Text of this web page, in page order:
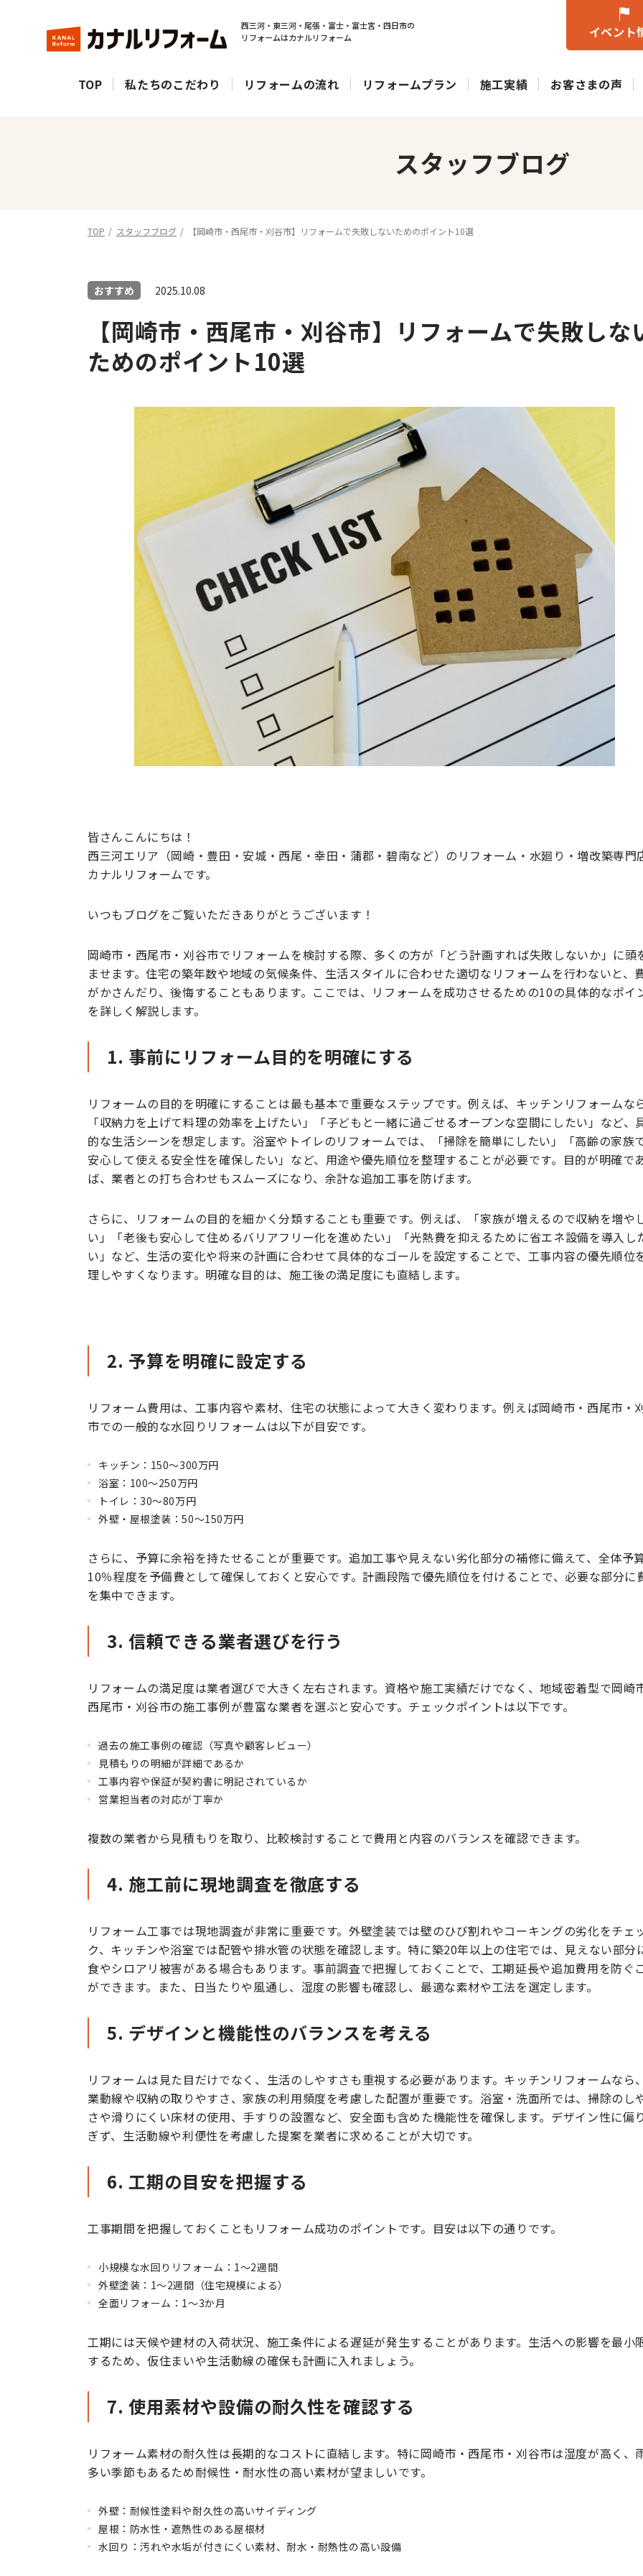
西三河・東三河・尾張・富士・富士宮・四日市の
リフォームはカナルリフォーム
イベント
TOP 私たちのこだわり リフォームの流れ リフォームプラン 施工実績 お客さまの声
スタッフブログ
TOP スタッフブログ 【岡崎市・西尾市・刈谷市】リフォームで失敗しないためのポイント10選
おすすめ 2025.10.08
【岡崎市・西尾市・刈谷市】リフォームで失敗しな
ためのポイント10選
皆さんこんにちは！
西三河エリア （岡崎・豊田・安城・西尾・幸田・蒲郡・碧南など）の リフォーム・水廻り・増改築専門
カナルリフォームです。
いつもブログをご覧いただきありがとうございます！
岡崎市・西尾市・刈谷市でリフォームを検討する際、多くの方が「どう計画すれば失敗しないか」に頭
ませます。住宅の築年数や地域の気候条件、生活スタイルに合わせた適切なリフォームを行わないと、
がかさんだり、後悔することもあります。ここでは、リフォームを成功させるための10の具体的なポイ
を詳しく解説します。
1. 事前にリフォーム目的を明確にする
リフォームの目的を明確にすることは最も基本で重要なステップです。例えば、キッチンリフォームな
「収納力を上げて料理の効率を上げたい」「子どもと一緒に過ごせるオープンな空間にしたい」など、
的な生活シーンを想定します。浴室やトイレのリフォームでは、「掃除を簡単にしたい」「高齢の家族
安心して使える安全性を確保したい」など、用途や優先順位を整理することが必要です。目的が明確で
ば、業者との打ち合わせもスムーズになり、余計な追加工事を防げます。
さらに、リフォームの目的を細かく分類することも重要です。例えば、「家族が増えるので収納を増や
い」「老後も安心して住めるバリアフリー化を進めたい」「光熱費を抑えるために省エネ設備を導入し
い」など、生活の変化や将来の計画に合わせて具体的なゴールを設定することで、工事内容の優先順位
理しやすくなります。明確な目的は、施工後の満足度にも直結します。
2. 予算を明確に設定する
リフォーム費用は、工事内容や素材、住宅の状態によって大きく変わります。例えば岡崎市・西尾市・
市での一般的な水回りリフォームは以下が目安です。
キッチン：150〜300万円
浴室：100〜250万円
トイレ：30〜80万円
外壁・屋根塗装：50〜150万円
さらに、予算に余裕を持たせることが重要です。追加工事や見えない劣化部分の補修に備えて、全体予
10％程度を予備費として確保しておくと安心です。計画段階で優先順位を付けることで、必要な部分に
を集中できます。
3. 信頼できる業者選びを行う
リフォームの満足度は業者選びで大きく左右されます。資格や施工実績だけでなく、地域密着型で岡崎
西尾市・刈谷市の施工事例が豊富な業者を選ぶと安心です。チェックポイントは以下です。
過去の施工事例の確認（写真や顧客レビュー）
見積もりの明細が詳細であるか
工事内容や保証が契約書に明記されているか
営業担当者の対応が丁寧か
複数の業者から見積もりを取り、比較検討することで費用と内容のバランスを確認できます。
4. 施工前に現地調査を徹底する
リフォーム工事では現地調査が非常に重要です。外壁塗装では壁のひび割れやコーキングの劣化をチェ
ク、キッチンや浴室では配管や排水管の状態を確認します。特に築20年以上の住宅では、見えない部分
食やシロアリ被害がある場合もあります。事前調査で把握しておくことで、工期延長や追加費用を防ぐ
ができます。また、日当たりや風通し、湿度の影響も確認し、最適な素材や工法を選定します。
5. デザインと機能性のバランスを考える
リフォームは見た目だけでなく、生活のしやすさも重視する必要があります。キッチンリフォームなら
業動線や収納の取りやすさ、家族の利用頻度を考慮した配置が重要です。浴室・洗面所では、掃除のし
さや滑りにくい床材の使用、手すりの設置など、安全面も含めた機能性を確保します。デザイン性に偏
ぎず、生活動線や利便性を考慮した提案を業者に求めることが大切です。
6. 工期の目安を把握する
工事期間を把握しておくこともリフォーム成功のポイントです。目安は以下の通りです。
小規模な水回りリフォーム：1〜2週間
外壁塗装：1〜2週間（住宅規模による）
全面リフォーム：1〜3か月
工期には天候や建材の入荷状況、施工条件による遅延が発生することがあります。生活への影響を最小
するため、仮住まいや生活動線の確保も計画に入れましょう。
7. 使用素材や設備の耐久性を確認する
リフォーム素材の耐久性は長期的なコストに直結します。特に岡崎市・西尾市・刈谷市は湿度が高く、
多い季節もあるため耐候性・耐水性の高い素材が望ましいです。
外壁：耐候性塗料や耐久性の高いサイディング
屋根：防水性・遮熱性のある屋根材
水回り：汚れや水垢が付きにくい素材、耐水・耐熱性の高い設備